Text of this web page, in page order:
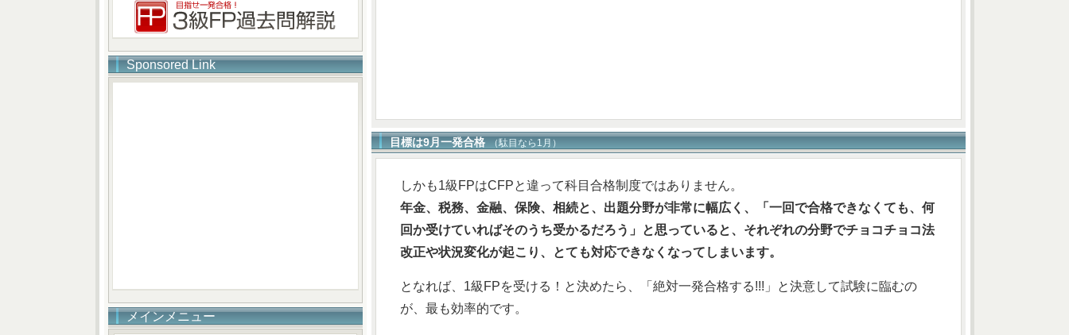
目標は9月一発合格 （駄目なら1月）
しかも1級FPはCFPと違って科目合格制度ではありません。
年金、税務、金融、保険、相続と、出題分野が非常に幅広く、「一回で合格できなくても、何
回か受けていればそのうち受かるだろう」と思っていると、それぞれの分野でチョコチョコ法
改正や状況変化が起こり、とても対応できなくなってしまいます。
となれば、1級FPを受ける！と決めたら、「絶対一発合格する!!!」と決意して試験に臨むの
が、最も効率的です。
Sponsored Link
メインメニュー